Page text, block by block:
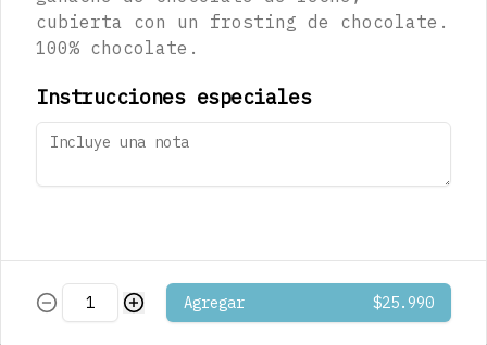
Café Mocaccino
Vainilla Musetti
cubierta con un frosting de chocolate.
100% chocolate.
Instrucciones especiales
Agregar $25.990